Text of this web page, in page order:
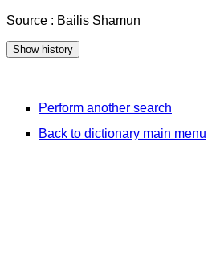
Source : Bailis Shamun
Perform another search
Back to dictionary main menu